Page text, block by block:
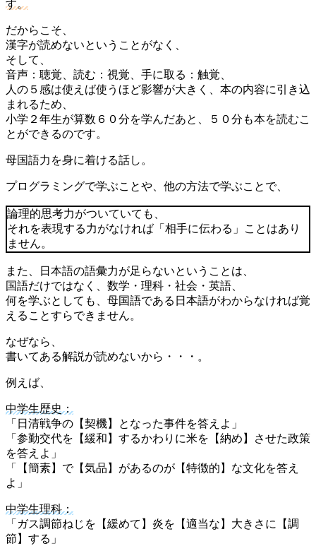
す。
だからこそ、
漢字が読めないということがなく、
そして、
音声：聴覚、読む：視覚、手に取る：触覚、
人の５感は使えば使うほど影響が大きく、本の内容に引き込
まれるため、
小学２年生が算数６０分を学んだあと、５０分も本を読むこ
とができるのです。
母国語力を身に着ける話し。
プログラミングで学ぶことや、他の方法で学ぶことで、
論理的思考力がついていても、
それを表現する力がなければ「相手に伝わる」ことはあり
ません。
また、日本語の語彙力が足らないということは、
国語だけではなく、数学・理科・社会・英語、
何を学ぶとしても、母国語である日本語がわからなければ覚
えることすらできません。
なぜなら、
書いてある解説が読めないから・・・。
例えば、
中学生歴史：
「日清戦争の【契機】となった事件を答えよ」
「参勤交代を【緩和】するかわりに米を【納め】させた政策
を答えよ」
「【簡素】で【気品】があるのが【特徴的】な文化を答え
よ」
中学生理科：
「ガス調節ねじを【緩めて】炎を【適当な】大きさに【調
節】する」